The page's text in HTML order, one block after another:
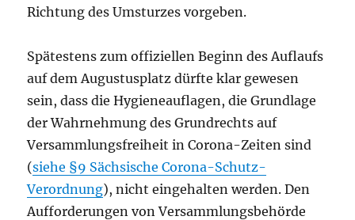
Richtung des Umsturzes vorgeben.
Spätestens zum offiziellen Beginn des Auflaufs
auf dem Augustusplatz dürfte klar gewesen
sein, dass die Hygieneauflagen, die Grundlage
der Wahrnehmung des Grundrechts auf
Versammlungsfreiheit in Corona-Zeiten sind
(siehe §9 Sächsische Corona-Schutz-
Verordnung), nicht eingehalten werden. Den
Aufforderungen von Versammlungsbehörde